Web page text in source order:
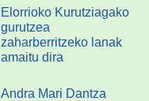
Elorrioko Kurutziagako
gurutzea
zaharberritzeko lanak
amaitu dira
Andra Mari Dantza